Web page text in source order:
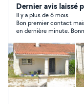
Dernier avis laissé
Il y a plus de 6 mois
Bon premier contact
en dernière minute.